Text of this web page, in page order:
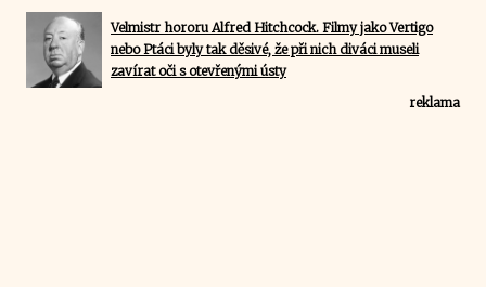
Velmistr hororu Alfred Hitchcock. Filmy jako Vertigo
nebo Ptáci byly tak děsivé, že při nich diváci museli
zavírat oči s otevřenými ústy
reklama